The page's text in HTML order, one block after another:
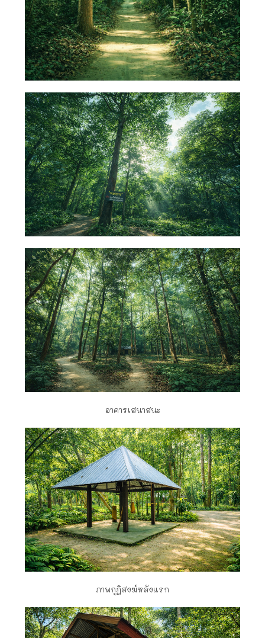
อาคารเสนาสนะ
ภาพกุฏิสงฆ์หลังแรก